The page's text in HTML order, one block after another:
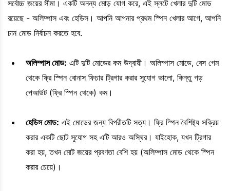
সর্বোচ্চ জয়ের সীমা। একটি অনন্য মোড় যোগ করে, এই স্লটে খেলার দুটি মোড
রয়েছে - অলিম্পাস এবং হেডিস। আপনি আপনার প্রথম স্পিন খেলার আগে, আপনি
চান মোড নির্বাচন করতে হবে.
অলিম্পাস মোড: এটি দুটি মোডের কম উদ্বায়ী। অলিম্পাস মোডে, বেস গেম
থেকে ফ্রি স্পিন বোনাস ফিচার ট্রিগার করার সুযোগ ভালো, কিন্তু গড়
পেআউট (ফ্রি স্পিন থেকে) কম।
হেডিস মোড: এই মোডের জন্য বিপরীতটি সত্য। ফ্রি স্পিন বৈশিষ্ট্য সক্রিয়
করার একটি ছোট সুযোগ সহ এটি আরও অস্থির। যাইহোক, যখন ট্রিগার
করা হয়, তখন মোট জয়ের প্রবণতা বেশি হয় (অলিম্পাস মোড থেকে স্পিন
করার চেয়ে)।